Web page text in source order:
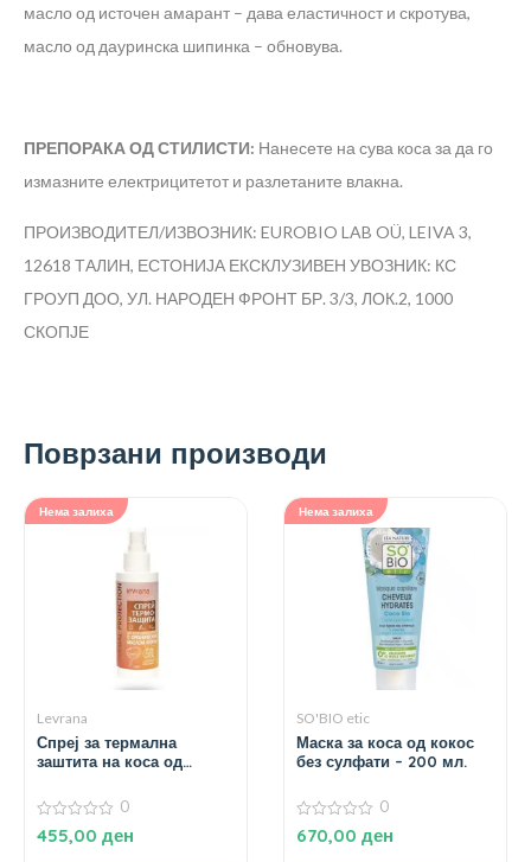
масло од источен амарант – дава еластичност и скротува,
масло од дауринска шипинка – обновува.
ПРЕПОРАКА ОД СТИЛИСТИ: Нанесете на сува коса за да го
измазните електрицитетот и разлетаните влакна.
ПРОИЗВОДИТЕЛ/ИЗВОЗНИК: EUROBIO LAB OÜ, LEIVA 3,
12618 ТАЛИН, ЕСТОНИЈА ЕКСКЛУЗИВЕН УВОЗНИК: КС
ГРОУП ДОО, УЛ. НАРОДЕН ФРОНТ БР. 3/3, ЛОК.2, 1000
СКОПЈЕ
Поврзани производи
Нема залиха
Levrana
Спреј за термална
заштита на коса од
мл.
0
од
0
455,00 ден
Нема залиха
SO'BIO etic
Маска за коса од кокос
без сулфати – 200 мл.
0
од
0
670,00 ден